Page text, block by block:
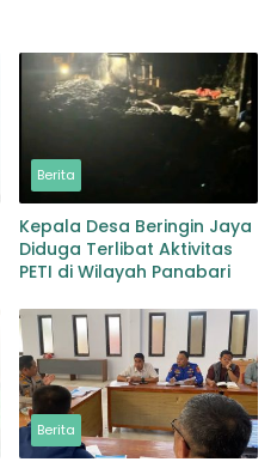
Berita
Kepala Desa Beringin Jaya
Diduga Terlibat Aktivitas
PETI di Wilayah Panabari
Berita